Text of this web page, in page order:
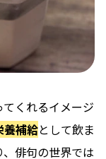
くれるイメージ
養補給として飲ま
俳句の世界では